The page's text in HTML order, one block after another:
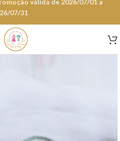
válida de 2026/07/01 a
07/31